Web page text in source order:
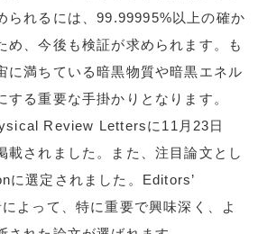
られるには、99.99995%以上の確か
め、今後も検証が求められます。も
に満ちている暗黒物質や暗黒エネル
する重要な手掛かりとなります。
Review Lettersに11月23日
載されました。また、注目論文とし
に選定されました。Editors’
よって、特に重要で興味深く、よ